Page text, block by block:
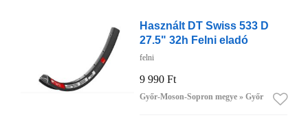
Használt DT Swiss 533 D
27.5" 32h Felni eladó
felni
9 990 Ft
Győr-Moson-Sopron megye » Győr